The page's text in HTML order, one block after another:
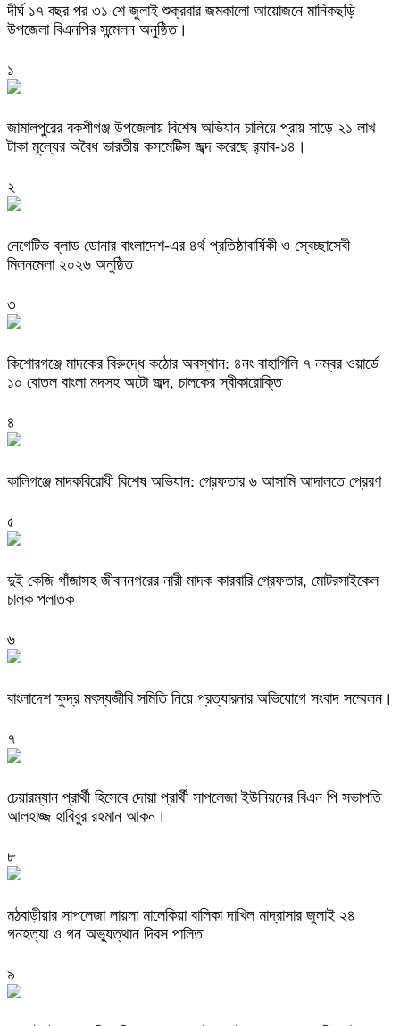
দীর্ঘ ১৭ বছর পর ৩১ শে জুলাই শুক্রবার জমকালো আয়োজনে মানিকছড়ি
উপজেলা বিএনপির সন্মেলন অনুষ্ঠিত।
১
জামালপুরের বকশীগঞ্জ উপজেলায় বিশেষ অভিযান চালিয়ে প্রায় সাড়ে ২১ লাখ
টাকা মূল্যের অবৈধ ভারতীয় কসমেটিক্স জব্দ করেছে র‌্যাব-১৪।
২
নেগেটিভ ব্লাড ডোনার বাংলাদেশ-এর ৪র্থ প্রতিষ্ঠাবার্ষিকী ও স্বেচ্ছাসেবী
মিলনমেলা ২০২৬ অনুষ্ঠিত
৩
কিশোরগঞ্জে মাদকের বিরুদ্ধে কঠোর অবস্থান: ৪নং বাহাগিলি ৭ নম্বর ওয়ার্ডে
১০ বোতল বাংলা মদসহ অটো জব্দ, চালকের স্বীকারোক্তি
৪
কালিগঞ্জে মাদকবিরোধী বিশেষ অভিযান: গ্রেফতার ৬ আসামি আদালতে প্রেরণ
৫
দুই কেজি গাঁজাসহ জীবননগরের নারী মাদক কারবারি গ্রেফতার, মোটরসাইকেল
চালক পলাতক
৬
বাংলাদেশ ক্ষুদ্র মৎস্যজীবি সমিতি নিয়ে প্রত্যারনার অভিযোগে সংবাদ সম্মেলন।
৭
চেয়ারম্যান প্রার্থী হিসেবে দোয়া প্রার্থী সাপলেজা ইউনিয়নের বিএন পি সভাপতি
আলহাজ্জ হাবিবুর রহমান আকন।
৮
মঠবাড়ীয়ার সাপলেজা লায়লা মালেকিয়া বালিকা দাখিল মাদ্রাসার জুলাই ২৪
গনহত্যা ও গন অভ্যুত্থান দিবস পালিত
৯